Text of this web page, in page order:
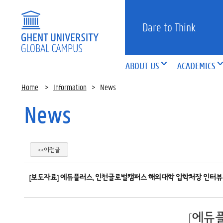
Dare to Think
ABOUT US ACADEMICS
Home > Information > News
News
<<이전글
[보도자료] 에듀플러스, 인천글로벌캠퍼스 해외대학 입학처장 인터
[에듀